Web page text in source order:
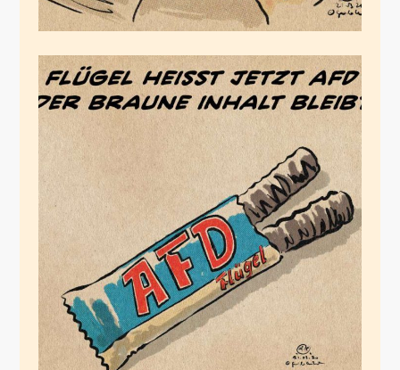
Raider heisst jetzt
Twix
März 21, 2020